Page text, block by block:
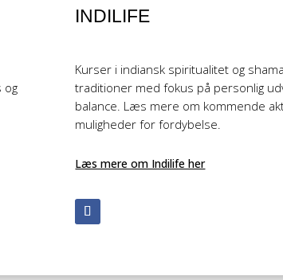
og
INDILIFE
Kurser i indiansk spiritualitet og
traditioner med fokus på personlig
balance. Læs mere om kommende
muligheder for fordybelse.
Læs mere om Indilife her